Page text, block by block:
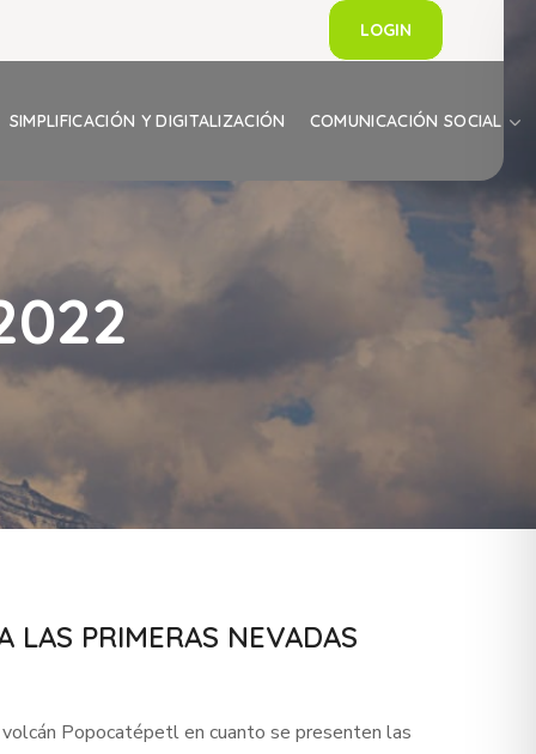
LOGIN
SIMPLIFICACIÓN Y DIGITALIZACIÓN COMUNICACIÓN SOCIAL
LAS PRIMERAS NEVADAS
Popocatépetl en cuanto se presenten las